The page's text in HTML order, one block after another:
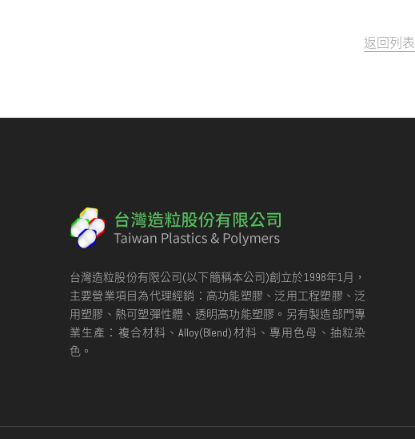
返回列表
台灣造粒股份有限公司(以下簡稱本公司)創立於1998年1月，
主要營業項目為代理經銷：高功能塑膠、泛用工程塑膠、泛
用塑膠、熱可塑彈性體、透明高功能塑膠。另有製造部門專
業生產：複合材料、Alloy(Blend)材料、專用色母、抽粒染
色。